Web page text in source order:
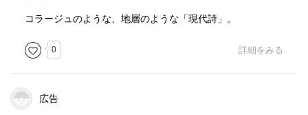
コラージュのような、地層のような「現代詩」。
0 詳細をみる
広告